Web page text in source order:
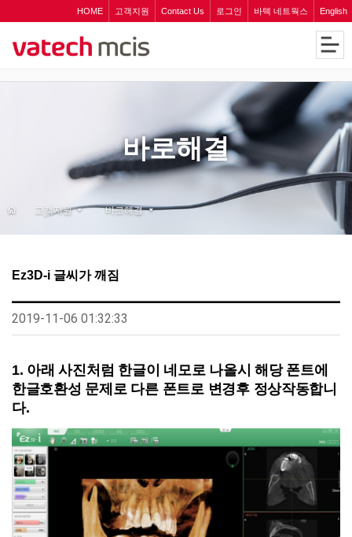
HOME 고객지원 Contact Us 로그인 바텍 네트웍스 English
바로해결
고객지원 바로해결
Ez3D-i 글씨가 깨짐
2019-11-06 01:32:33
1. 아래 사진처럼 한글이 네모로 나올시 해당 폰트에
한글호환성 문제로 다른 폰트로 변경후 정상작동합니
다.